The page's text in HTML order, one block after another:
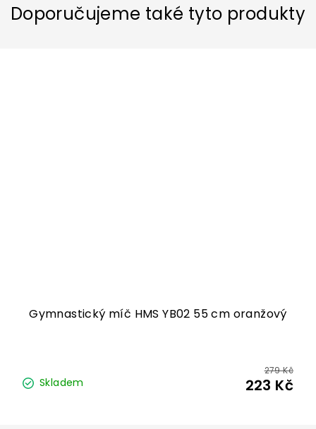
Doporučujeme také tyto produkty
Gymnastický míč HMS YB02 55 cm oranžový
Skladem
279 Kč
223 Kč